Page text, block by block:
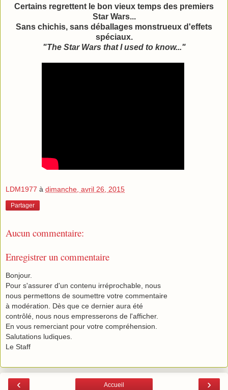
Certains regrettent le bon vieux temps des premiers
Star Wars...
Sans chichis, sans déballages monstrueux d'effets
spéciaux.
"The Star Wars that I used to know..."
LDM1977 à dimanche, avril 26, 2015
Partager
Aucun commentaire:
Enregistrer un commentaire
Bonjour.
Pour s'assurer d'un contenu irréprochable, nous
nous permettons de soumettre votre commentaire
à modération. Dès que ce dernier aura été
contrôlé, nous nous empresserons de l'afficher.
En vous remerciant pour votre compréhension.
Salutations ludiques.
Le Staff
‹ ›
Accueil